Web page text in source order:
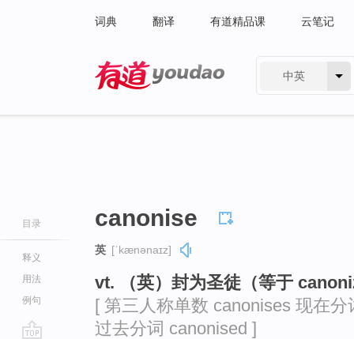
词典 翻译 有道精品课 云笔记
中英
目录
释义
用法
例句
canonise
英 [ˈkænənaɪz]
vt. （英）封为圣徒（等于
[ 第三人称单数 canonises 现在
过去分词 canonised ]